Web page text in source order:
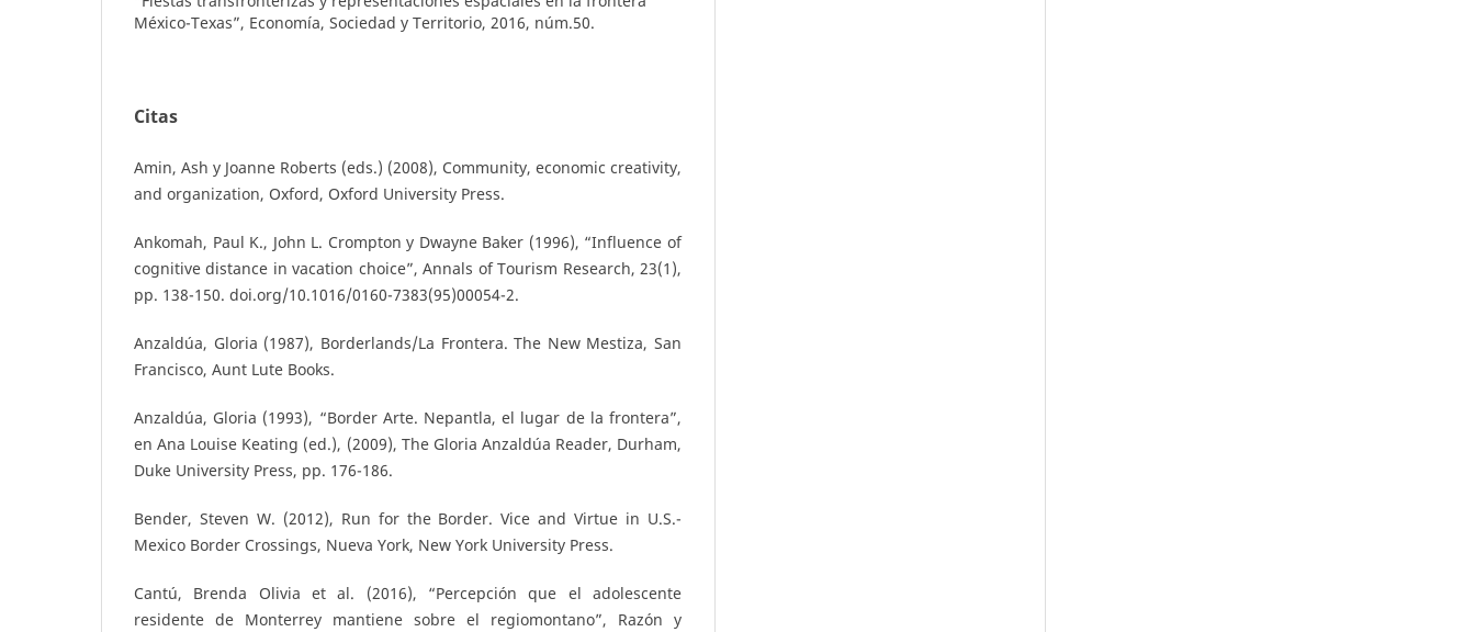
México-Texas”, Economía, Sociedad y Territorio, 2016, núm.50.
Citas
Amin, Ash y Joanne Roberts (eds.) (2008), Community, economic creativity,
and organization, Oxford, Oxford University Press.
Ankomah, Paul K., John L. Crompton y Dwayne Baker (1996), “Influence of
cognitive distance in vacation choice”, Annals of Tourism Research, 23(1),
pp. 138-150. doi.org/10.1016/0160-7383(95)00054-2.
Anzaldúa, Gloria (1987), Borderlands/La Frontera. The New Mestiza, San
Francisco, Aunt Lute Books.
Anzaldúa, Gloria (1993), “Border Arte. Nepantla, el lugar de la frontera”,
en Ana Louise Keating (ed.), (2009), The Gloria Anzaldúa Reader, Durham,
Duke University Press, pp. 176-186.
Bender, Steven W. (2012), Run for the Border. Vice and Virtue in U.S.-
Mexico Border Crossings, Nueva York, New York University Press.
Cantú, Brenda Olivia et al. (2016), “Percepción que el adolescente
residente de Monterrey mantiene sobre el regiomontano”, Razón y